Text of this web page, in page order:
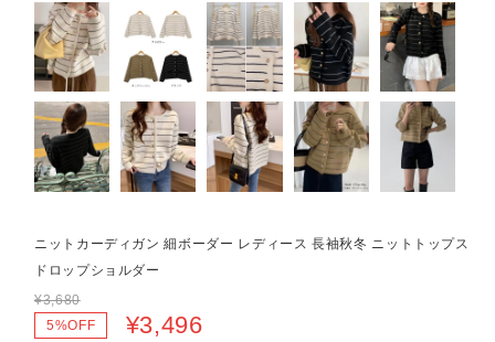
ニットカーディガン 細ボーダー レディース 長袖秋冬 ニットトップス
ドロップショルダー
¥3,680
5%OFF
¥3,496